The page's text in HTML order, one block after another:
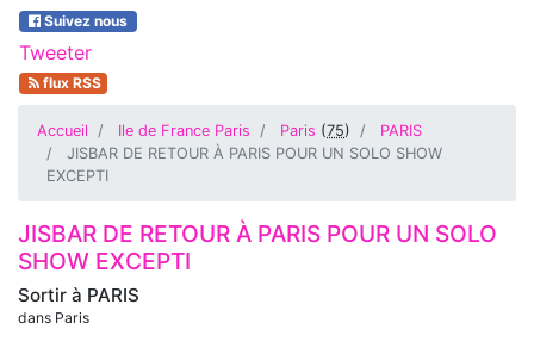
Suivez nous
Tweeter
flux RSS
Accueil Ile de France Paris Paris (75)
PARIS
JISBAR DE RETOUR À PARIS POUR UN SOLO SHOW
EXCEPTI
Sortir à PARIS
dans Paris
JISBAR DE RETOUR À PARIS POUR UN SOLO
SHOW EXCEPTI